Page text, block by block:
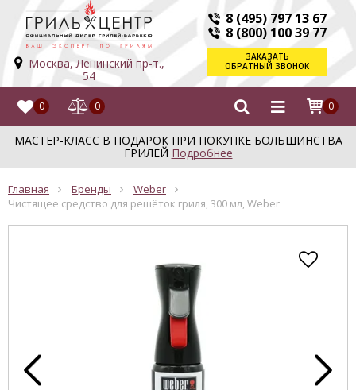
Москва, Ленинский пр-т.,
54
8 (495) 797 13 67
8 (800) 100 39 77
ЗАКАЗАТЬ
ОБРАТНЫЙ ЗВОНОК
0 0 0
МАСТЕР-КЛАСС В ПОДАРОК ПРИ ПОКУПКЕ БОЛЬШИНСТВА
ГРИЛЕЙ Подробнее
Главная Бренды
Weber
Чистящее средство для решёток гриля, 300 мл, Weber